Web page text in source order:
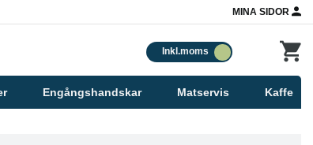
MINA SIDOR
Inkl.moms
Engångshandskar Matservis Kaffe